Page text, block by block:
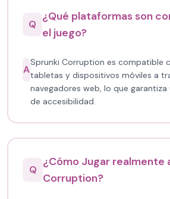
Q
¿Qué plataformas son
el juego?
A
Sprunki Corruption es compatible
tabletas y dispositivos móviles a
navegadores web, lo que garantiza
de accesibilidad.
Q
¿Cómo Jugar realmente
Corruption?